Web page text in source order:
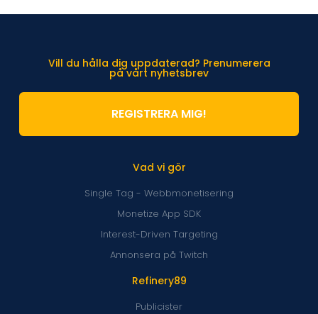
Refinery89
Publicister
Vad vi gör
Single Tag - Webbmonetisering
Monetize App SDK
Interest-Driven Targeting
Annonsera på Twitch
Vill du hålla dig uppdaterad? Prenumerera
på vårt nyhetsbrev
REGISTRERA MIG!